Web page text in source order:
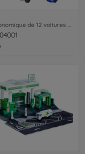
Lot économique de 12 voitures Majorette Street Cars